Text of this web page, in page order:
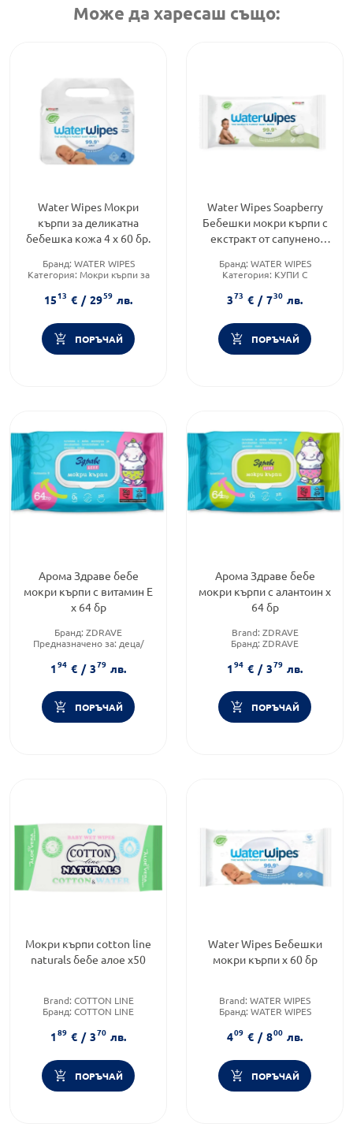
Може да харесаш също:
Water Wipes Мокри
кърпи за деликатна
бебешка кожа 4 х 60 бр.
Бранд: WATER WIPES
Категория: Мокри кърпи за
Форма на продукта:мокри
кърпички
1513 € / 2959 лв.
ПОРЪЧАЙ
Water Wipes Soapberry
Бебешки мокри кърпи с
екстракт от сапунено
Бранд: WATER WIPES
Категория: КУПИ С
Форма на продукта:мокри
кърпички
373 € / 730 лв.
ПОРЪЧАЙ
Арома Здраве бебе
мокри кърпи с витамин Е
х 64 бр
Бранд: ZDRAVE
Предназначено за: деца/
Форма на продукта:мокри
кърпички
194 € / 379 лв.
ПОРЪЧАЙ
Арома Здраве бебе
мокри кърпи с алантоин х
64 бр
Brand: ZDRAVE
Бранд: ZDRAVE
кърпички
194 € / 379 лв.
ПОРЪЧАЙ
Мокри кърпи cotton line
naturals бебе алое х50
Brand: COTTON LINE
Бранд: COTTON LINE
бебета
189 € / 370 лв.
ПОРЪЧАЙ
Water Wipes Бебешки
мокри кърпи х 60 бр
Brand: WATER WIPES
Бранд: WATER WIPES
бебета
409 € / 800 лв.
ПОРЪЧАЙ